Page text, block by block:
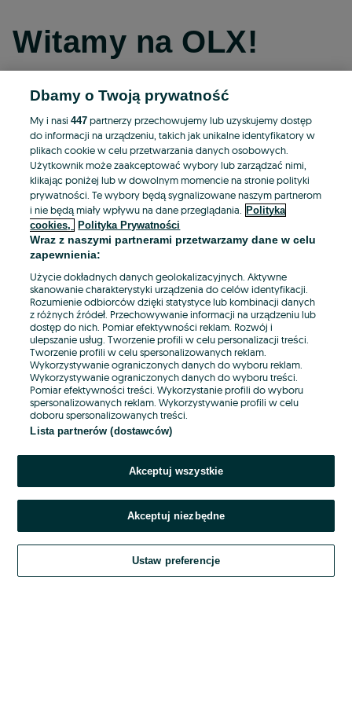
Witamy na OLX!
Kontynuuj przez Facebooka
Kontynuuj przez konto Apple
Kontynuuj przez konto Google
LUB
E-mail
Hasło
Nie pamiętasz hasła?
Zaloguj się
Kontynuując za pośrednictwem jednego z dostawców wskazanych powyżej,
Regulamin serwisu OLX.pl w jego aktualnym brzmieniu.
Dbamy o Twoją prywatność
My i nasi447 partnerzy przechowujemy lub uzyskujemy dostęp
do informacji na urządzeniu, takich jak unikalne identyfikatory w
plikach cookie w celu przetwarzania danych osobowych.
Użytkownik może zaakceptować wybory lub zarządzać nimi,
klikając poniżej lub w dowolnym momencie na stronie polityki
prywatności. Te wybory będą sygnalizowane naszym partnerom
i nie będą miały wpływu na dane przeglądania.
Polityka
cookies,
Polityka Prywatności
Wraz z naszymi partnerami przetwarzamy dane w celu
zapewnienia:
Użycie dokładnych danych geolokalizacyjnych. Aktywne
skanowanie charakterystyki urządzenia do celów identyfikacji.
Rozumienie odbiorców dzięki statystyce lub kombinacji danych
z różnych źródeł. Przechowywanie informacji na urządzeniu lub
dostęp do nich. Pomiar efektywności reklam. Rozwój i
ulepszanie usług. Tworzenie profili w celu personalizacji treści.
Tworzenie profili w celu spersonalizowanych reklam.
Wykorzystywanie ograniczonych danych do wyboru reklam.
Wykorzystywanie ograniczonych danych do wyboru treści.
Pomiar efektywności treści. Wykorzystanie profili do wyboru
spersonalizowanych reklam. Wykorzystywanie profili w celu
doboru spersonalizowanych treści.
Lista partnerów (dostawców)
Akceptuj wszystkie
Akceptuj niezbędne
Ustaw preferencje